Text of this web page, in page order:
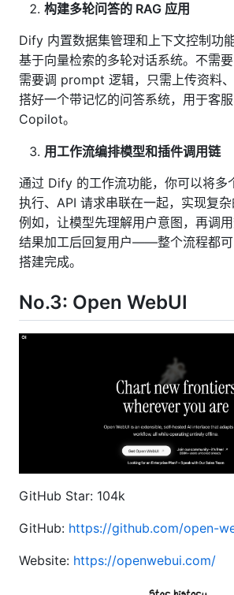
构建多轮问答的 RAG 应用
Dify 内置数据集管理和上下文控制功
基于向量检索的多轮对话系统。不需
需要调 prompt 逻辑，只需上传资料
搭好一个带记忆的问答系统，用于客
Copilot。
用工作流编排模型和插件调用链
通过 Dify 的工作流功能，你可以将多
执行、API 请求串联在一起，实现复杂
例如，让模型先理解用户意图，再调
结果加工后回复用户——整个流程都可
搭建完成。
No.3: Open WebUI
GitHub Star: 104k
GitHub: https://github.com/open-
Website: https://openwebui.com/